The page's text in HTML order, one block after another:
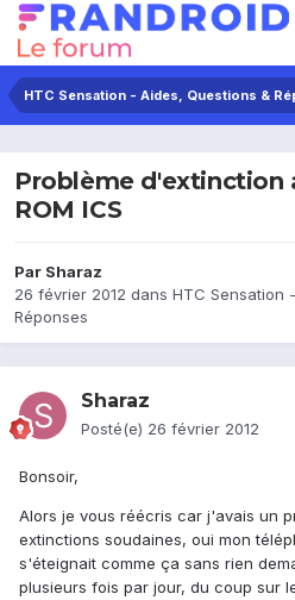
HTC Sensation - Aides, Questions &
Problème d'extinction
ROM ICS
Par Sharaz
26 février 2012 dans HTC Sensation
Réponses
Sharaz
Posté(e) 26 février 2012
Bonsoir,
Alors je vous réécris car j'avais un
extinctions soudaines, oui mon
s'éteignait comme ça sans rien
plusieurs fois par jour, du coup sur